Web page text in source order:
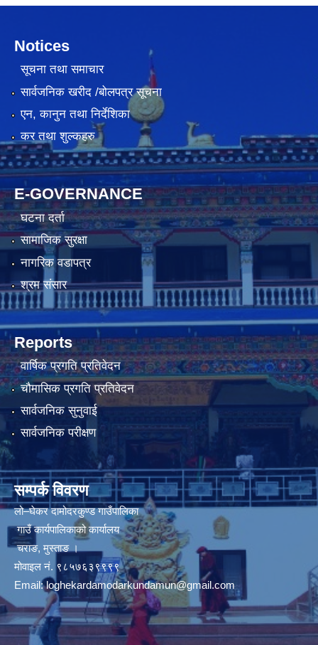
Notices
सूचना तथा समाचार
सार्वजनिक खरीद /बोलपत्र सूचना
एन, कानुन तथा निर्देशिका
कर तथा शुल्कहरु
E-GOVERNANCE
घटना दर्ता
सामाजिक सुरक्षा
नागरिक वडापत्र
श्रम संसार
Reports
वार्षिक प्रगति प्रतिवेदन
चौमासिक प्रगति प्रतिवेदन
सार्वजनिक सुनुवाई
सार्वजनिक परीक्षण
सम्पर्क विवरण
लो–घेकर दामोदरकुण्ड गाउँपालिका
गाउँ कार्यपालिकाको कार्यालय
चराङ, मुस्ताङ ।
मोवाइल नं. ९८५७६३९९९९
Email:loghekardamodarkundamun@gmail.com